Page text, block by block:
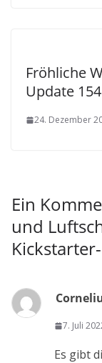
Fröhliche
Update 154
24. Dezember
Ein
und
7. Juli
Es gibt